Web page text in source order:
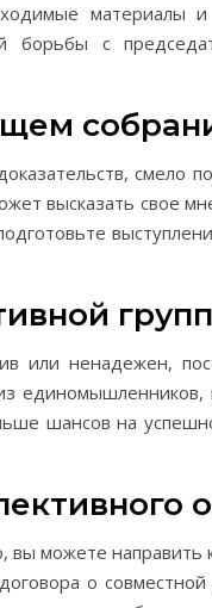
материалы
борьбы с
смело
высказать свое
или ненадежен,
единомышленников,
шансов на
вы можете
о